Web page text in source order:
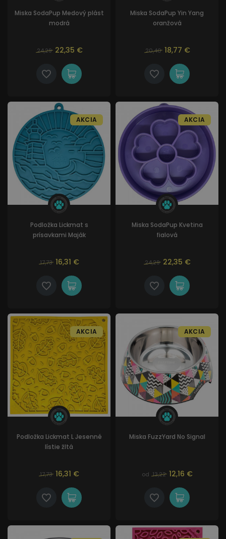
Miska SodaPup Medový plást
modrá
24,29 22,35 €
Miska SodaPup Yin Yang
oranžová
20,40 18,77 €
Podložka Lickmat s
prísavkami Maják
17,73 16,31 €
AKCIA
Miska SodaPup Kvetina
fialová
24,29 22,35 €
AKCIA
Podložka Lickmat L Jesenné
lístie žltá
17,73 16,31 €
AKCIA
Miska FuzzYard No Signal
od 13,22 12,16 €
AKCIA